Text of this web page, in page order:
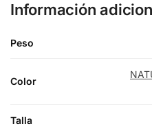
Información
Peso
Color
Talla